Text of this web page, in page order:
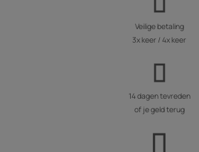
Veilige betaling
3x keer / 4x keer
14 dagen tevreden
of je geld terug